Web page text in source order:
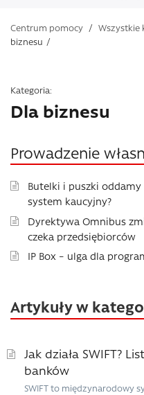
Centrum pomocy / Wszystkie
biznesu /
Kategoria:
Dla biznesu
Prowadzenie
Butelki i puszki oddamy
system kaucyjny?
Dyrektywa Omnibus
czeka przedsiębiorców
IP Box – ulga dla
Artykuły w
Jak działa SWIFT?
banków
SWIFT to międzynarodowy